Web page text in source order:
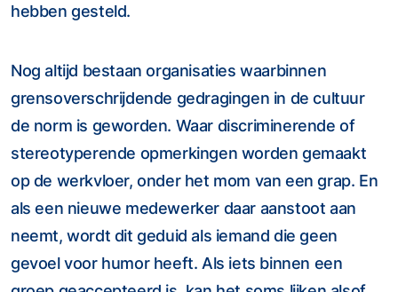
hebben gesteld.
Nog altijd bestaan organisaties waarbinnen
grensoverschrijdende gedragingen in de cultuur
de norm is geworden. Waar discriminerende of
stereotyperende opmerkingen worden gemaakt
op de werkvloer, onder het mom van een grap. En
als een nieuwe medewerker daar aanstoot aan
neemt, wordt dit geduid als iemand die geen
gevoel voor humor heeft. Als iets binnen een